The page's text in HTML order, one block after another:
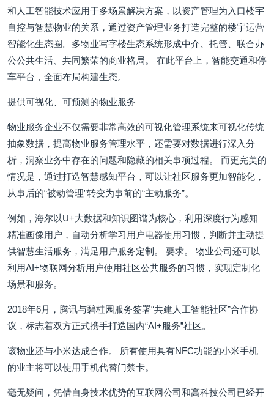
和人工智能技术应用于多场景解决方案，以资产管理为入口楼宇
自控与智慧物业的关系，通过资产管理业务打造完整的楼宇运营
智能化生态圈。多物业写字楼生态系统形成中介、托管、联合办
公公共生活、共同繁荣的商业格局。 在此平台上，智能交通和停
车平台，全面布局构建生态。
提供可视化、可预测的物业服务
物业服务企业不仅需要非常高效的可视化管理系统来可视化传统
抽象数据，提高物业服务管理水平，还需要对数据进行深入分
析，洞察业务中存在的问题和隐藏的相关事项过程。 而更完美的
情况是，通过打造智慧感知平台，可以让社区服务更加智能化，
从事后的“被动管理”转变为事前的“主动服务”。
例如，海尔以U+大数据和知识图谱为核心，利用深度行为感知
精准画像用户，自动分析学习用户电器使用习惯，判断并主动提
供智慧生活服务，满足用户服务定制。 要求。 物业公司还可以
利用AI+物联网分析用户使用社区公共服务的习惯，实现定制化
场景和服务。
2018年6月，腾讯与碧桂园服务签署“共建人工智能社区”合作协
议，标志着双方正式携手打造国内“AI+服务”社区。
该物业还与小米达成合作。 所有使用具有NFC功能的小米手机
的业主将可以使用手机代替门禁卡。
毫无疑问，凭借自身技术优势的互联网公司和高科技公司已经开